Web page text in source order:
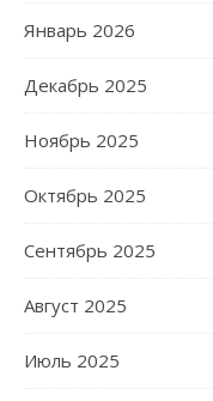
Январь 2026
Декабрь 2025
Ноябрь 2025
Октябрь 2025
Сентябрь 2025
Август 2025
Июль 2025